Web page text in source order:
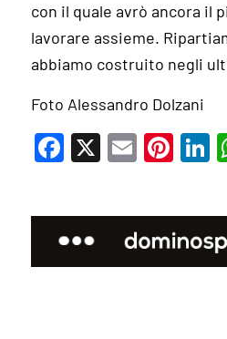
con il quale avrò ancora il
lavorare assieme.
abbiamo costruito negli
Foto Alessandro Dolzani
Facebook
X Email